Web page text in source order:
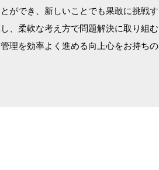
ができ、新しいことでも果敢に挑戦す
、柔軟な考え方で問題解決に取り組む
理を効率よく進める向上心をお持ちの